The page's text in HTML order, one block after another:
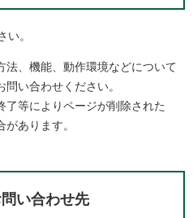
い。
法、機能、動作環境などについて
い合わせください。
了等によりページが削除された
あります。
い合わせ先